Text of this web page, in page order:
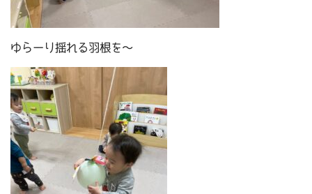
ゆらーり揺れる羽根を～